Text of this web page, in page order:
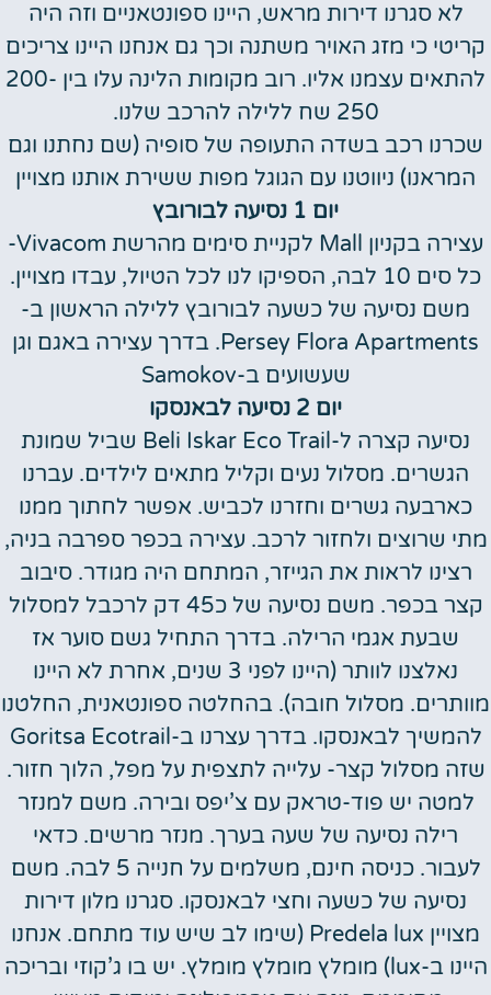
לא סגרנו דירות מראש, היינו ספונטאניים וזה היה
קריטי כי מזג האויר משתנה וכך גם אנחנו היינו צריכים
להתאים עצמנו אליו. רוב מקומות הלינה עלו בין 200-
250 שח ללילה להרכב שלנו.
שכרנו רכב בשדה התעופה של סופיה (שם נחתנו וגם
המראנו) ניווטנו עם הגוגל מפות ששירת אותנו מצויין
יום 1 נסיעה לבורובץ
עצירה בקניון Mall לקניית סימים מהרשת Vivacom-
כל סים 10 לבה, הספיקו לנו לכל הטיול, עבדו מצויין.
משם נסיעה של כשעה לבורובץ ללילה הראשון ב-
Persey Flora Apartments. בדרך עצירה באגם וגן
שעשועים ב-Samokov
יום 2 נסיעה לבאנסקו
נסיעה קצרה ל-Beli Iskar Eco Trail שביל שמונת
הגשרים. מסלול נעים וקליל מתאים לילדים. עברנו
כארבעה גשרים וחזרנו לכביש. אפשר לחתוך ממנו
מתי שרוצים ולחזור לרכב. עצירה בכפר ספרבה בניה,
רצינו לראות את הגייזר, המתחם היה מגודר. סיבוב
קצר בכפר. משם נסיעה של כ45 דק לרכבל למסלול
שבעת אגמי הרילה. בדרך התחיל גשם סוער אז
נאלצנו לוותר (היינו לפני 3 שנים, אחרת לא היינו
מוותרים. מסלול חובה). בהחלטה ספונטאנית, החלטנו
להמשיך לבאנסקו. בדרך עצרנו ב-Goritsa Ecotrail
שזה מסלול קצר- עלייה לתצפית על מפל, הלוך חזור.
למטה יש פוד-טראק עם צ’יפס ובירה. משם למנזר
רילה נסיעה של שעה בערך. מנזר מרשים. כדאי
לעבור. כניסה חינם, משלמים על חנייה 5 לבה. משם
נסיעה של כשעה וחצי לבאנסקו. סגרנו מלון דירות
מצויין Predela lux (שימו לב שיש עוד מתחם. אנחנו
היינו ב-lux) מומלץ מומלץ מומלץ. יש בו ג’קוזי ובריכה